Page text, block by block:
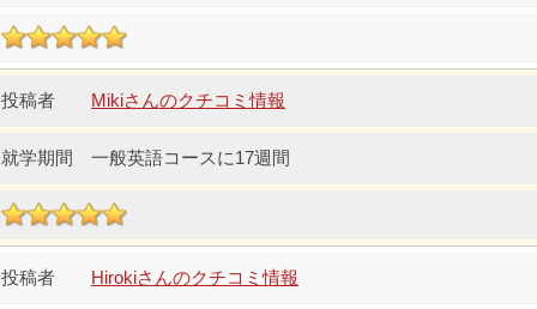
Mikiさんのクチコミ情報
一般英語コースに17週間
Hirokiさんのクチコミ情報